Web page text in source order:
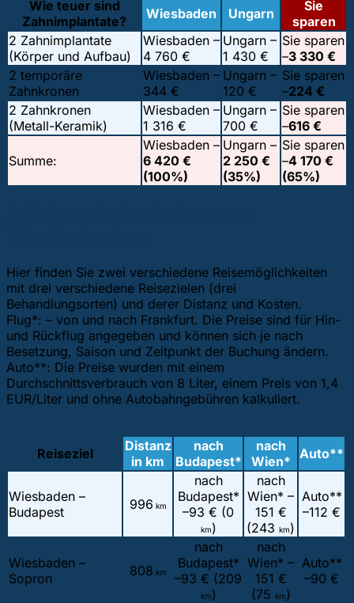
Wie teuer sind
Zahnimplantate?
Wiesbaden Ungarn
Sie
sparen
2 Zahnimplantate
(Körper und Aufbau)
Wiesbaden –
4 760 €
Ungarn –
1 430 €
Sie sparen
–3 330 €
2 temporäre
Zahnkronen
Wiesbaden –
344 €
Ungarn –
120 €
Sie sparen
–224 €
2 Zahnkronen
(Metall-Keramik)
Wiesbaden –
1 316 €
Ungarn –
700 €
Sie sparen
–616 €
Summe:
Wiesbaden –
6 420 €
(100%)
Ungarn –
2 250 €
(35%)
Sie sparen
–4 170 €
(65%)
Hier finden Sie zwei verschiedene Reisemöglichkeiten
mit drei verschiedene Reisezielen (drei
Behandlungsorten) und derer Distanz und Kosten.
Flug*: – von und nach Frankfurt. Die Preise sind für Hin-
und Rückflug angegeben und können sich je nach
Besetzung, Saison und Zeitpunkt der Buchung ändern.
Auto**: Die Preise wurden mit einem
Durchschnittsverbrauch von 8 Liter, einem Preis von 1,4
EUR/Liter und ohne Autobahngebühren kalkuliert.
Reiseziel
Distanz
in km
nach
Budapest*
nach
Wien* Auto**
Wiesbaden –
Budapest
996 km
nach
Budapest*
–93 € (0
km)
nach
Wien* –
151 €
(243 km)
Auto**
–112 €
Wiesbaden –
Sopron
808 km
nach
Budapest*
–93 € (209
km)
nach
Wien* –
151 €
(75 km)
Auto**
–90 €